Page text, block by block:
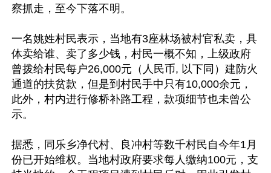
察抓走，至今下落不明。
一名姚姓村民表示，当地有3座林场被村官私卖，具
体卖给谁、卖了多少钱，村民一概不知，上级政府
曾拨给村民每户26,000元（人民币, 以下同）建防火
通道的扶贫款，但是到村民手中只有10,000余元，
此外，村内进行修桥补路工程，款项细节也未曾公
示。
据悉，同乐乡净代村、良冲村等数千村民自今年1月
份已开始维权。当地村政府要求每人缴纳100元，支